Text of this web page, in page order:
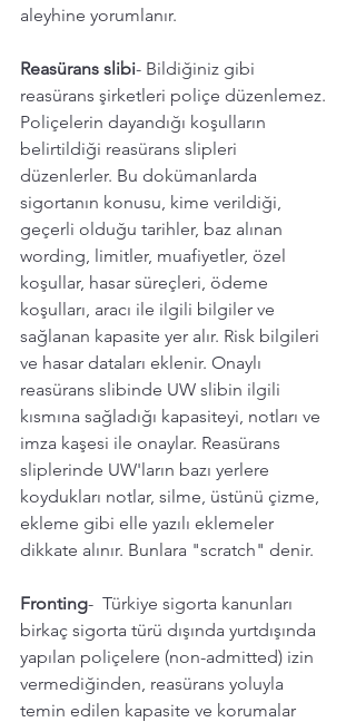
aleyhine yorumlanır.
Reasürans slibi- Bildiğiniz gibi
reasürans şirketleri poliçe düzenlemez.
Poliçelerin dayandığı koşulların
belirtildiği reasürans slipleri
düzenlerler. Bu dokümanlarda
sigortanın konusu, kime verildiği,
geçerli olduğu tarihler, baz alınan
wording, limitler, muafiyetler, özel
koşullar, hasar süreçleri, ödeme
koşulları, aracı ile ilgili bilgiler ve
sağlanan kapasite yer alır. Risk bilgileri
ve hasar dataları eklenir. Onaylı
reasürans slibinde UW slibin ilgili
kısmına sağladığı kapasiteyi, notları ve
imza kaşesi ile onaylar. Reasürans
sliplerinde UW'ların bazı yerlere
koydukları notlar, silme, üstünü çizme,
ekleme gibi elle yazılı eklemeler
dikkate alınır. Bunlara "scratch" denir.
Fronting-  Türkiye sigorta kanunları
birkaç sigorta türü dışında yurtdışında
yapılan poliçelere (non-admitted) izin
vermediğinden, reasürans yoluyla
temin edilen kapasite ve korumalar